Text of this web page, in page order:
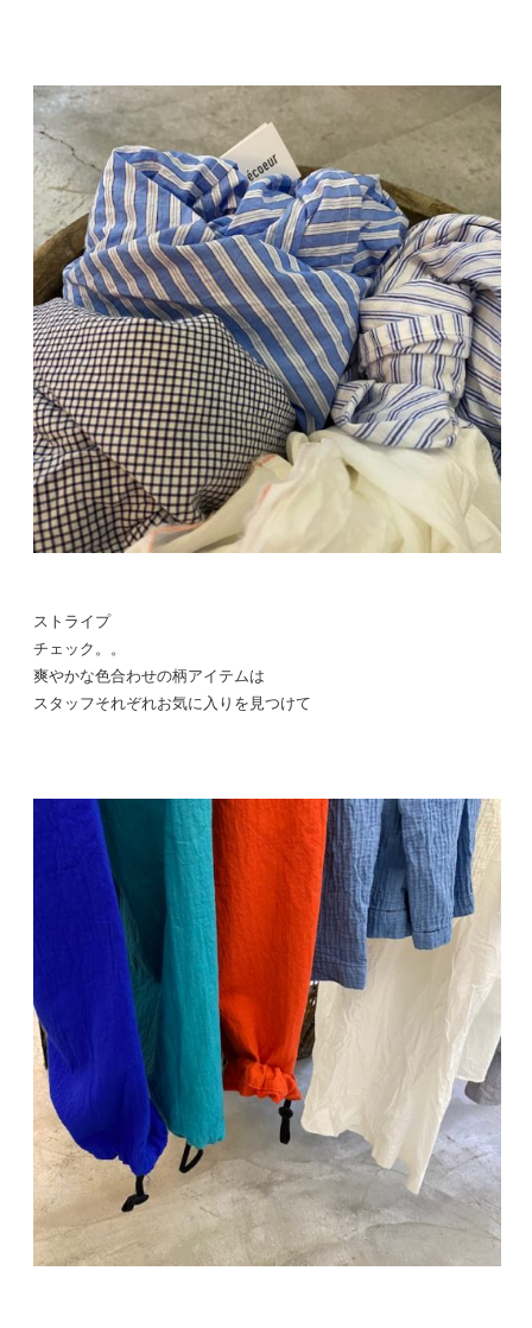
ストライプ
チェック。。
爽やかな色合わせの柄アイテムは
スタッフそれぞれお気に入りを見つけて